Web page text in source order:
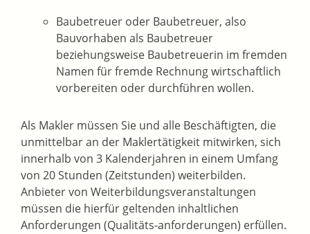
Baubetreuer oder Baubetreuer, also
Bauvorhaben als Baubetreuer
beziehungsweise Baubetreuerin im fremden
Namen für fremde Rechnung wirtschaftlich
vorbereiten oder durchführen wollen.
Als Makler müssen Sie und alle Beschäftigten, die
unmittelbar an der Maklertätigkeit mitwirken, sich
innerhalb von 3 Kalenderjahren in einem Umfang
von 20 Stunden (Zeitstunden) weiterbilden.
Anbieter von Weiterbildungsveranstaltungen
müssen die hierfür geltenden inhaltlichen
Anforderungen (Qualitäts-anforderungen) erfüllen.